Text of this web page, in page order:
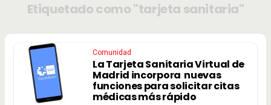
Etiquetado como "tarjeta sanitaria"
Comunidad
La Tarjeta Sanitaria Virtual de
Madrid incorpora nuevas
funciones para solicitar citas
médicas más rápido